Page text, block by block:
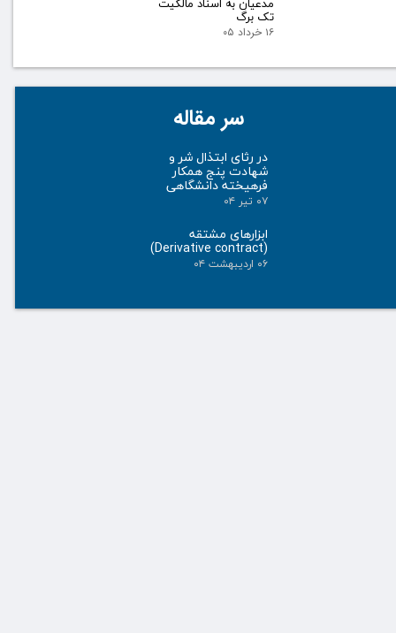
تک برگ
۱۶ خرداد ۰۵
سر مقاله
در رثای ابتذال شر و
شهادت پنج همکار
فرهیخته دانشگاهی
۰۷ تیر ۰۴
ابزارهای مشتقه
(Derivative contract)
۰۶ اردیبهشت ۰۴